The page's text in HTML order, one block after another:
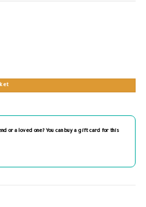
or a loved one? You can buy a gift card for this